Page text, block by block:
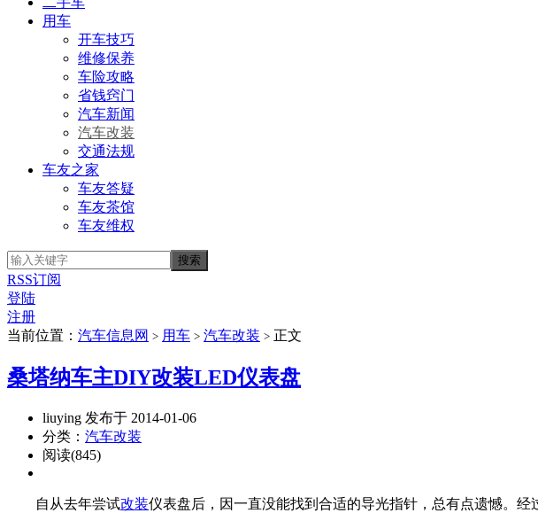
用车
开车技巧
维修保养
车险攻略
省钱窍门
汽车新闻
汽车改装
交通法规
车友之家
车友答疑
车友茶馆
车友维权
RSS订阅
登陆
注册
当前位置： 汽车信息网 > 用车 > 汽车改装 > 正文
桑塔纳车主DIY改装LED仪表盘
liuying 发布于 2014-01-06
分类： 汽车改装
阅读(845)
自从去年尝试改装仪表盘后，因一直没能找到合适的导光指针，总有点遗憾。